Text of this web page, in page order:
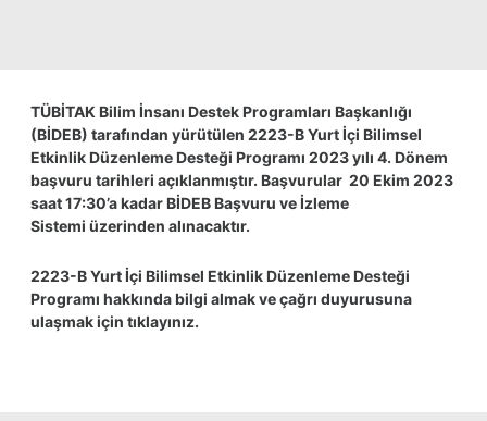
TÜBİTAK Bilim İnsanı Destek Programları Başkanlığı
(BİDEB) tarafından yürütülen 2223-B Yurt İçi Bilimsel
Etkinlik Düzenleme Desteği Programı 2023 yılı 4. Dönem
başvuru tarihleri açıklanmıştır. Başvurular 20 Ekim 2023
saat 17:30’a kadarBİDEB Başvuru ve İzleme
Sistemi üzerinden alınacaktır.
2223-B Yurt İçi Bilimsel Etkinlik Düzenleme Desteği
Programı hakkında bilgi almak ve çağrı duyurusuna
ulaşmak için tıklayınız.